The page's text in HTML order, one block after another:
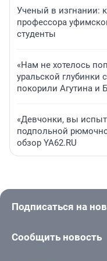
Ученый в изгнании:
профессора
студенты
«Нам не хотелось
уральской глубинки
покорили Агутина и
«Девчонки, вы
подпольной
обзор YA62.RU
Подписаться на
Сообщить новость